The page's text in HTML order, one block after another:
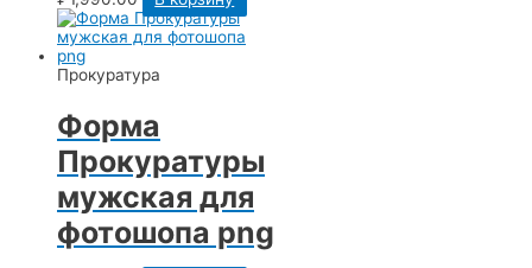
Прокуратура
Форма
Прокуратуры
мужская для
фотошопа png